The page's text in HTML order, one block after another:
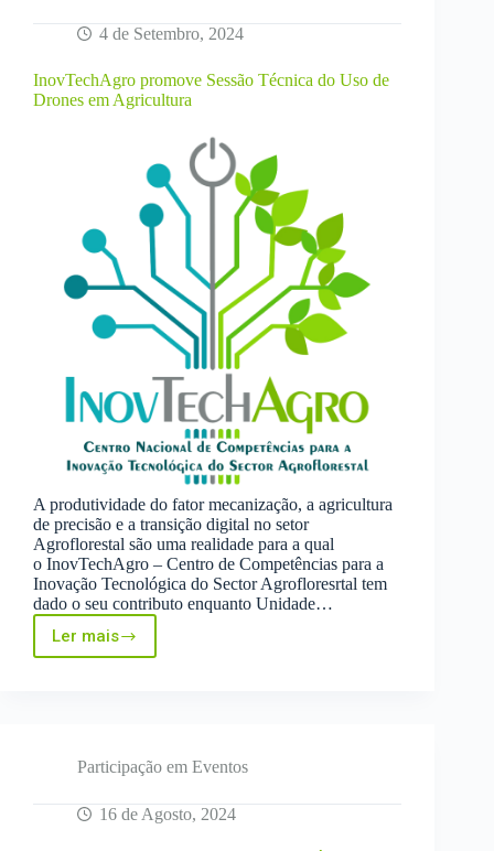
4 de Setembro, 2024
InovTechAgro promove Sessão Técnica do Uso de
Drones em Agricultura
A produtividade do fator mecanização, a agricultura
de precisão e a transição digital no setor
Agroflorestal são uma realidade para a qual
o InovTechAgro – Centro de Competências para a
Inovação Tecnológica do Sector Agrofloresrtal tem
dado o seu contributo enquanto Unidade…
Ler maisInovTechAgro
promove
de
em
Agricultura
Participação em Eventos
16 de Agosto, 2024